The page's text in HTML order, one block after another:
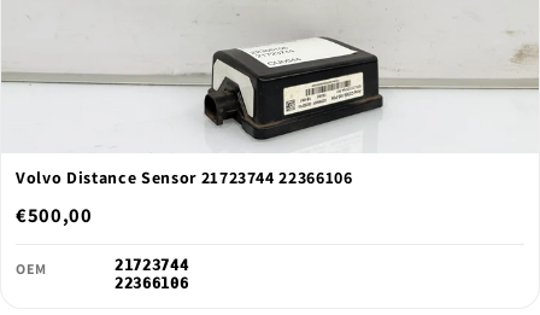
Volvo Distance Sensor 21723744 22366106
€500,00
OEM
21723744
22366106